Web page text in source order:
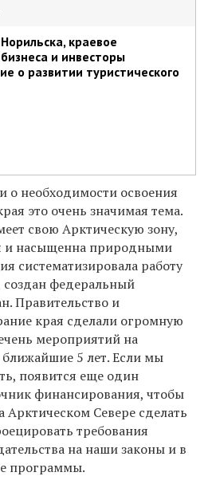
краевое
и инвесторы
о развитии туристического
о необходимости освоения
это очень значимая тема.
свою Арктическую зону,
и насыщенна природными
систематизировала работу
федеральный
Правительство и
края сделали огромную
мероприятий на
5 лет. Если мы
появится еще один
финансирования, чтобы
Севере сделать
требования
на наши законы и в
программы.